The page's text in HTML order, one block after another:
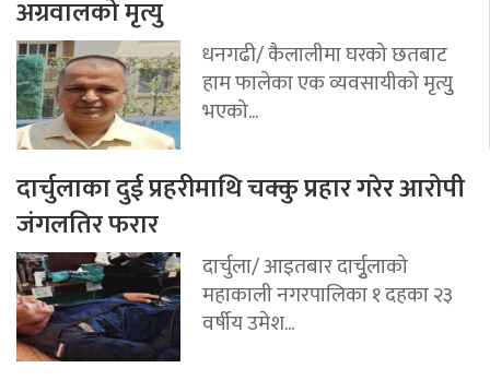
अग्रवालको मृत्यु
धनगढी/ कैलालीमा घरको छतबाट
हाम फालेका एक व्यवसायीको मृत्युु
भएको...
दार्चुलाका दुई प्रहरीमाथि चक्कु प्रहार गरेर आरोपी
जंगलतिर फरार
दार्चुला/ आइतबार दार्चुृलाको
महाकाली नगरपालिका १ दहका २३
वर्षीय उमेश...